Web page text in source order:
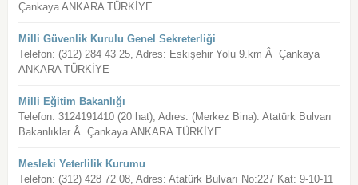
Çankaya ANKARA TÜRKİYE
Milli Güvenlik Kurulu Genel Sekreterliği
Telefon: (312) 284 43 25, Adres: Eskişehir Yolu 9.km Â Çankaya
ANKARA TÜRKİYE
Milli Eğitim Bakanlığı
Telefon: 3124191410 (20 hat), Adres: (Merkez Bina): Atatürk Bulvarı
Bakanlıklar Â Çankaya ANKARA TÜRKİYE
Mesleki Yeterlilik Kurumu
Telefon: (312) 428 72 08, Adres: Atatürk Bulvarı No:227 Kat: 9-10-11